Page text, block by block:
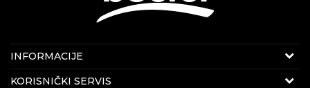
KONTAKT PODACI
E-mail: beorolshop@beorol.rs
Telefon:+381 60 3406 324
INFORMACIJE
O kompaniji
KORISNIČKI SERVIS